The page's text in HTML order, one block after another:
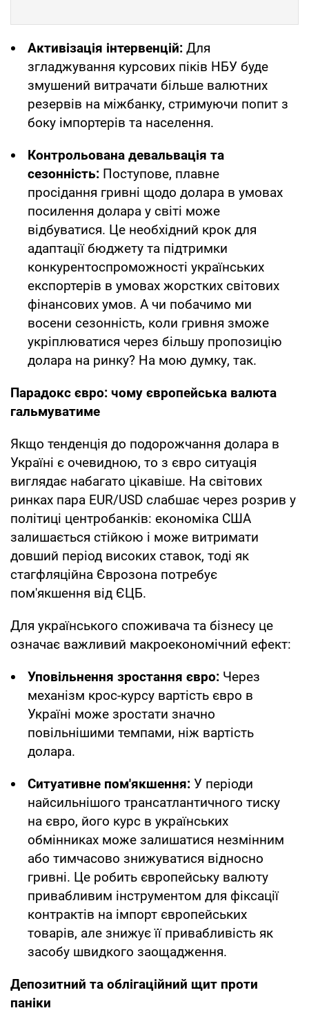
Активізація інтервенцій: Для
згладжування курсових піків НБУ буде
змушений витрачати більше валютних
резервів на міжбанку, стримуючи попит з
боку імпортерів та населення.
Контрольована девальвація та
сезонність: Поступове, плавне
просідання гривні щодо долара в умовах
посилення долара у світі може
відбуватися. Це необхідний крок для
адаптації бюджету та підтримки
конкурентоспроможності українських
експортерів в умовах жорстких світових
фінансових умов. А чи побачимо ми
восени сезонність, коли гривня зможе
укріплюватися через більшу пропозицію
долара на ринку? На мою думку, так.
Парадокс євро: чому європейська валюта
гальмуватиме
Якщо тенденція до подорожчання долара в
Україні є очевидною, то з євро ситуація
виглядає набагато цікавіше. На світових
ринках пара EUR/USD слабшає через розрив у
політиці центробанків: економіка США
залишається стійкою і може витримати
довший період високих ставок, тоді як
стагфляційна Єврозона потребує
пом'якшення від ЄЦБ.
Для українського споживача та бізнесу це
означає важливий макроекономічний ефект:
Уповільнення зростання євро: Через
механізм крос-курсу вартість євро в
Україні може зростати значно
повільнішими темпами, ніж вартість
долара.
Ситуативне пом'якшення: У періоди
найсильнішого трансатлантичного тиску
на євро, його курс в українських
обмінниках може залишатися незмінним
або тимчасово знижуватися відносно
гривні. Це робить європейську валюту
привабливим інструментом для фіксації
контрактів на імпорт європейських
товарів, але знижує її привабливість як
засобу швидкого заощадження.
Депозитний та облігаційний щит проти
паніки